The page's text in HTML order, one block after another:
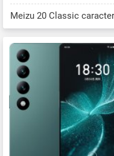
Meizu 20 Classic